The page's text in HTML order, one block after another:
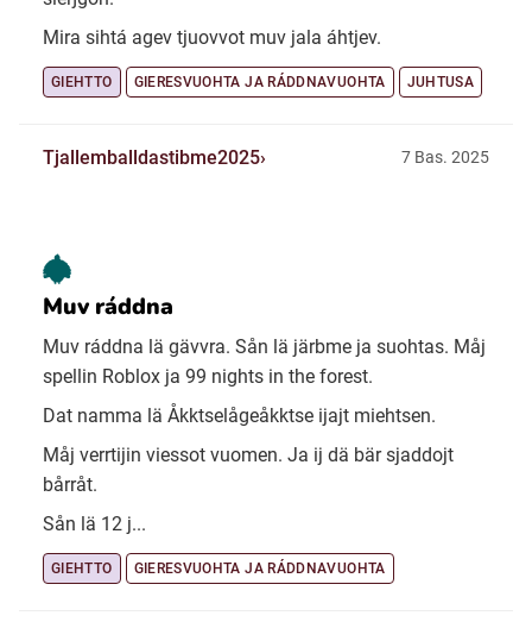
Mira sihtá agev tjuovvot muv jala áhtjev.
GIEHTTO GIERESVUOHTA JA RÁDDNAVUOHTA JUHTUSA
Tjallemballdastibme2025 7 Bas. 2025
Muv ráddna
Muv ráddna lä gävvra. Sån lä järbme ja suohtas. Måj
spellin Roblox ja 99 nights in the forest.
Dat namma lä Åkktselågeåkktse ijajt miehtsen.
Måj verrtijin viessot vuomen. Ja ij dä bär sjaddojt
bårråt.
Sån lä 12 j...
GIEHTTO GIERESVUOHTA JA RÁDDNAVUOHTA